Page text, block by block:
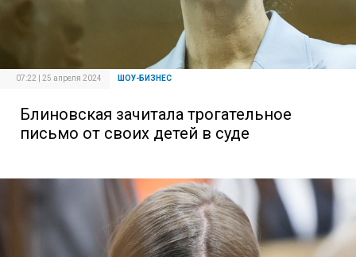
07:22 | 25 апреля 2024 ШОУ-БИЗНЕС
Блиновская зачитала трогательное
письмо от своих детей в суде